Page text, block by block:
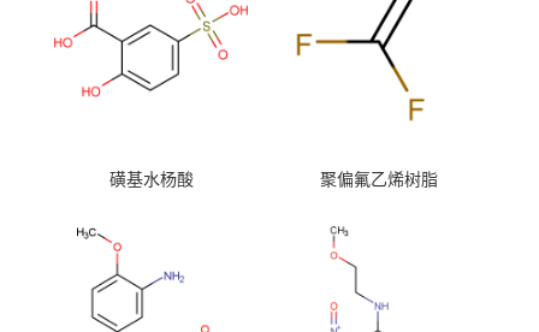
磺基水杨酸 聚偏氟乙烯树脂